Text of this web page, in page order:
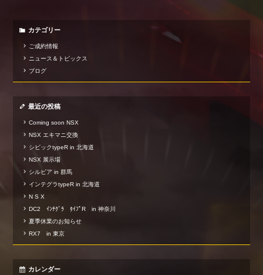
カテゴリー
ご成約情報
ニュース＆トピックス
ブログ
最近の投稿
Coming soon NSX
NSX エキマニ交換
シビックtypeR in 北海道
NSX 展示場
シルビア in 群馬
インテグラtypeR in 北海道
N S X
DC2 ｲﾝﾃｸﾞﾗ ﾀｲﾌﾟR in 神奈川
夏季休業のお知らせ
RX7 in 東京
カレンダー